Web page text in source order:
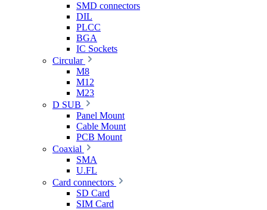
SMD connectors
DIL
PLCC
BGA
IC Sockets
Circular
M8
M12
M23
D SUB
Panel Mount
Cable Mount
PCB Mount
Coaxial
SMA
U.FL
Card connectors
SD Card
SIM Card